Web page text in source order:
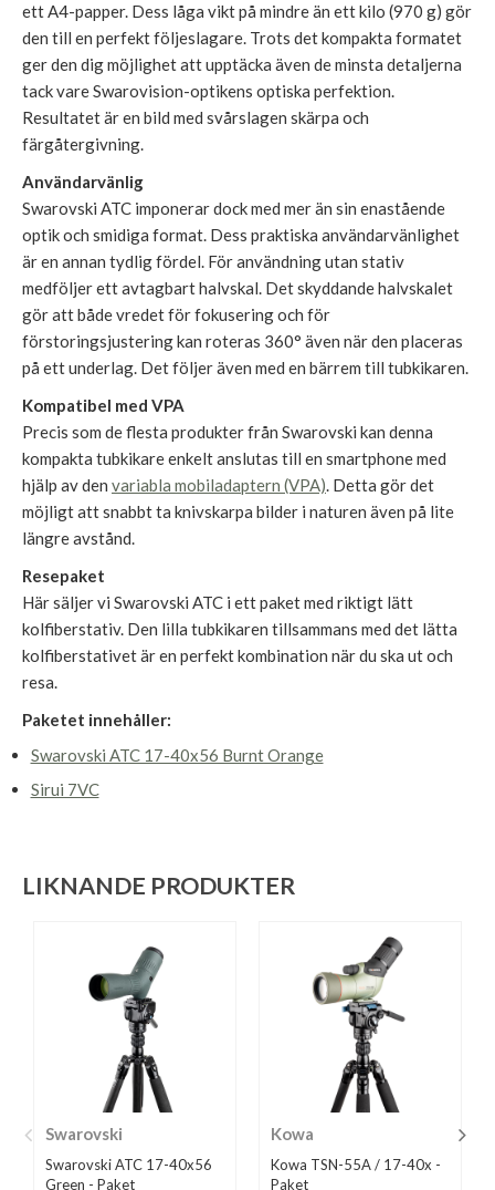
ett A4-papper. Dess låga vikt på mindre än ett kilo (970 g) gör
den till en perfekt följeslagare. Trots det kompakta formatet
ger den dig möjlighet att upptäcka även de minsta detaljerna
tack vare Swarovision-optikens optiska perfektion.
Resultatet är en bild med svårslagen skärpa och
färgåtergivning.
Användarvänlig
Swarovski ATC imponerar dock med mer än sin enastående
optik och smidiga format. Dess praktiska användarvänlighet
är en annan tydlig fördel. För användning utan stativ
medföljer ett avtagbart halvskal. Det skyddande halvskalet
gör att både vredet för fokusering och för
förstoringsjustering kan roteras 360° även när den placeras
på ett underlag. Det följer även med en bärrem till tubkikaren.
Kompatibel med VPA
Precis som de flesta produkter från Swarovski kan denna
kompakta tubkikare enkelt anslutas till en smartphone med
hjälp av den variabla mobiladaptern (VPA). Detta gör det
möjligt att snabbt ta knivskarpa bilder i naturen även på lite
längre avstånd.
Resepaket
Här säljer vi Swarovski ATC i ett paket med riktigt lätt
kolfiberstativ. Den lilla tubkikaren tillsammans med det lätta
kolfiberstativet är en perfekt kombination när du ska ut och
resa.
Paketet innehåller:
Swarovski ATC 17-40x56 Burnt Orange
Sirui 7VC
LIKNANDE PRODUKTER
Swarovski
Swarovski ATC 17-40x56
Green - Paket
Kowa
Kowa TSN-55A / 17-40x -
Paket